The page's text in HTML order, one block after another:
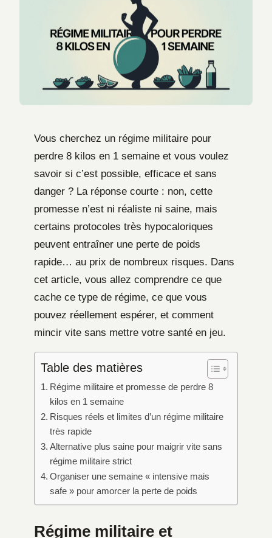
Vous cherchez un régime militaire pour
perdre 8 kilos en 1 semaine et vous voulez
savoir si c’est possible, efficace et sans
danger ? La réponse courte : non, cette
promesse n’est ni réaliste ni saine, mais
certains protocoles très hypocaloriques
peuvent entraîner une perte de poids
rapide… au prix de nombreux risques. Dans
cet article, vous allez comprendre ce que
cache ce type de régime, ce que vous
pouvez réellement espérer, et comment
mincir vite sans mettre votre santé en jeu.
Table des matières
Régime militaire et promesse de perdre 8
kilos en 1 semaine
Risques réels et limites d’un régime militaire
très rapide
Alternative plus saine pour maigrir vite sans
régime militaire strict
Organiser une semaine « intensive mais
safe » pour amorcer la perte de poids
Régime militaire et